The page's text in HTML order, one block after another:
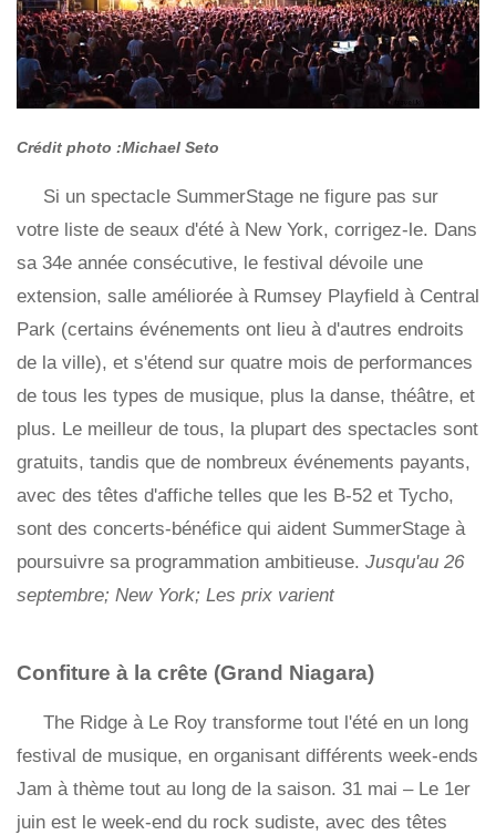
Crédit photo :Michael Seto
Si un spectacle SummerStage ne figure pas sur
votre liste de seaux d'été à New York, corrigez-le. Dans
sa 34e année consécutive, le festival dévoile une
extension, salle améliorée à Rumsey Playfield à Central
Park (certains événements ont lieu à d'autres endroits
de la ville), et s'étend sur quatre mois de performances
de tous les types de musique, plus la danse, théâtre, et
plus. Le meilleur de tous, la plupart des spectacles sont
gratuits, tandis que de nombreux événements payants,
avec des têtes d'affiche telles que les B-52 et Tycho,
sont des concerts-bénéfice qui aident SummerStage à
poursuivre sa programmation ambitieuse. Jusqu'au 26
septembre; New York; Les prix varient
Confiture à la crête (Grand Niagara)
The Ridge à Le Roy transforme tout l'été en un long
festival de musique, en organisant différents week-ends
Jam à thème tout au long de la saison. 31 mai – Le 1er
juin est le week-end du rock sudiste, avec des têtes